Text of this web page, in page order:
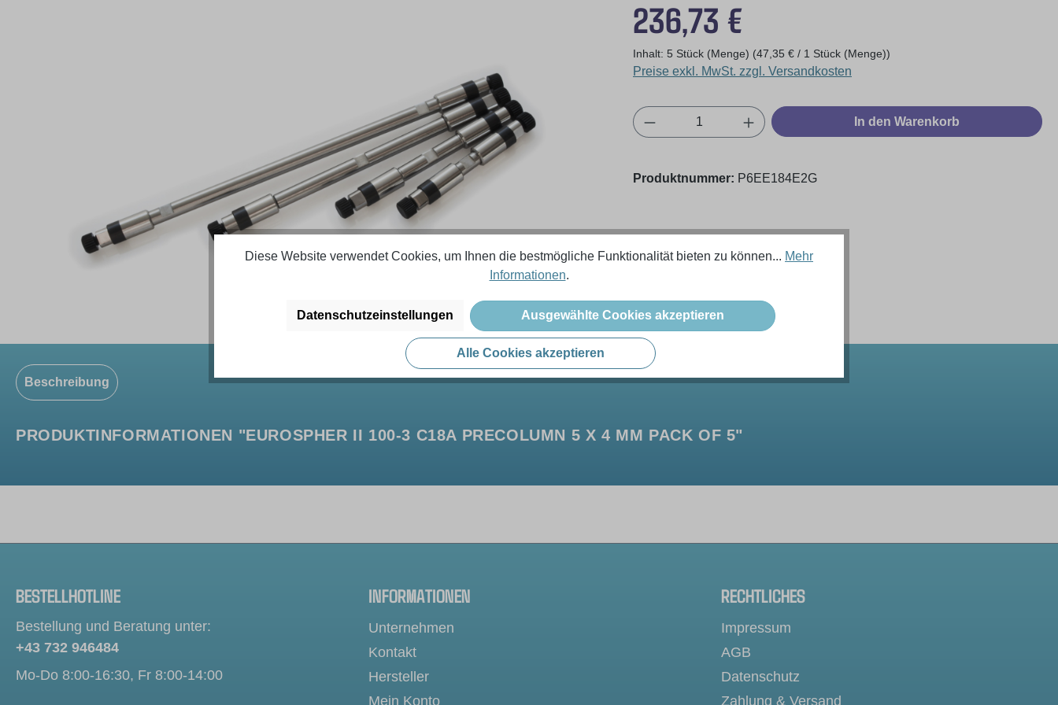
236,73 €
Inhalt: 5 Stück (Menge) (47,35 € / 1 Stück (Menge))
Preise exkl. MwSt. zzgl. Versandkosten
Produkt Anzahl: Gib den gewünschten Wert ein
In den Warenkorb
Produktnummer: P6EE184E2G
Beschreibung
PRODUKTINFORMATIONEN "EUROSPHER II 100-3 C18A PRECOLUMN 5 X 4 MM PACK OF 5"
BESTELLHOTLINE
Bestellung und Beratung unter:
+43 732 946484
Mo-Do 8:00-16:30, Fr 8:00-14:00
INFORMATIONEN
Unternehmen
Kontakt
Hersteller
Mein Konto
RECHTLICHES
Impressum
AGB
Datenschutz
Zahlung & Versand
Diese Website verwendet Cookies, um Ihnen die bestmögliche Funktionalität bieten zu können... Mehr
Informationen.
Datenschutzeinstellungen Ausgewählte Cookies akzeptieren
Alle Cookies akzeptieren